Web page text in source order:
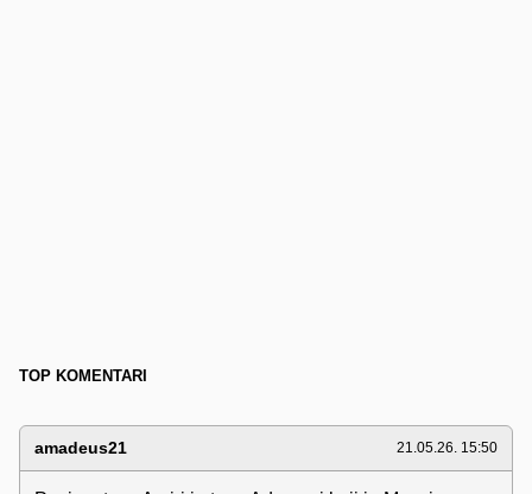
TOP KOMENTARI
amadeus21 21.05.26. 15:50